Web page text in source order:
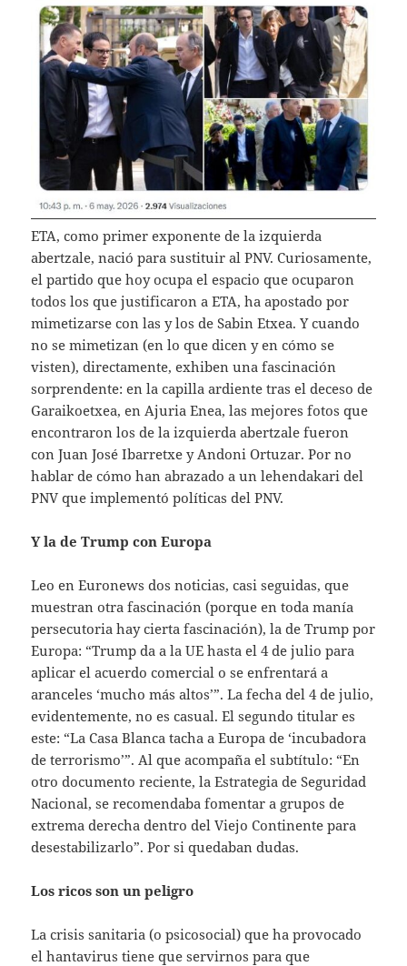
ETA, como primer exponente de la izquierda
abertzale, nació para sustituir al PNV. Curiosamente,
el partido que hoy ocupa el espacio que ocuparon
todos los que justificaron a ETA, ha apostado por
mimetizarse con las y los de Sabin Etxea. Y cuando
no se mimetizan (en lo que dicen y en cómo se
visten), directamente, exhiben una fascinación
sorprendente: en la capilla ardiente tras el deceso de
Garaikoetxea, en Ajuria Enea, las mejores fotos que
encontraron los de la izquierda abertzale fueron
con Juan José Ibarretxe y Andoni Ortuzar. Por no
hablar de cómo han abrazado a un lehendakari del
PNV que implementó políticas del PNV.
Y la de Trump con Europa
Leo en Euronews dos noticias, casi seguidas, que
muestran otra fascinación (porque en toda manía
persecutoria hay cierta fascinación), la de Trump por
Europa: “Trump da a la UE hasta el 4 de julio para
aplicar el acuerdo comercial o se enfrentará a
aranceles ‘mucho más altos’”. La fecha del 4 de julio,
evidentemente, no es casual. El segundo titular es
este: “La Casa Blanca tacha a Europa de ‘incubadora
de terrorismo’”. Al que acompaña el subtítulo: “En
otro documento reciente, la Estrategia de Seguridad
Nacional, se recomendaba fomentar a grupos de
extrema derecha dentro del Viejo Continente para
desestabilizarlo”. Por si quedaban dudas.
Los ricos son un peligro
La crisis sanitaria (o psicosocial) que ha provocado
el hantavirus tiene que servirnos para que